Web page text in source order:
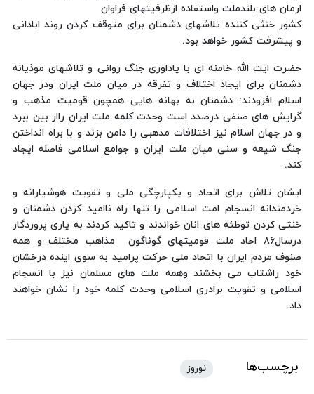
ارمان‌ های‌ بلندملت‌ واستفاده‌ ازظرفیتهای‌ فراوان‌
کشور خنثی‌ کننده‌ تلاشهای‌ دشمنان‌ برای‌ متوقف‌ کردن‌ روند ابادانی‌
و پیشرفت‌ کشور خواهد بود‌.
حضرت‌ ایت‌ الله‌ خامنه‌ ای‌ با یاداوری‌ جنگ‌ روانی‌ و تلاشهای‌ موذیانه‌
دشمنان‌ برای‌ ایجاد اختلاف‌ و تفرقه‌ در میان‌ ملت‌ ایران‌ ودر جهان‌
اسلام‌ افزودند: دشمنان‌ به‌ بهانه‌ هایی‌ همچون‌ قومیت‌‌ مذهب‌ و
گرایش‌ های‌ صنفی‌ درصدد است‌ وحدت‌ کلمه‌ ملت‌ ایران‌ رااز بین‌ ببرد
و در جهان‌ اسلام‌ نیز اختلافات‌ مذهبی‌ را دامن‌ بزند و با براه‌ انداختن‌
جنگ‌ شیعه‌ و سنی‌ میان‌ ملت‌ ایران‌ و جوامع اسلامی‌ فاصله‌ ایجاد
کند‌.
ایشان‌ تلاش‌ برای‌ اتحاد و یکپارچگی‌ ملی‌ و تقویت‌ هوشیارانه‌ و
خردمندانه‌ انسجام‌ امت‌ اسلامی‌ را تنها راه‌ ناامید کردن‌ دشمنان‌ و
خنثی‌ کردن‌ توطئه‌ های‌ انان‌ خواندند و تاکید کردند به‌ یاری‌ پروردگار
درسال‌‌86‌ ‌احاد ملت‌ ‌قومیتهای‌ گوناگون‌ ‌ مذاهب‌ مختلف‌ و همه‌
صنوف‌ مردم‌ ایران‌ با اتحاد ملی‌ ‌حرکت‌ پرامید به‌ سوی‌ اینده‌ درخشان‌
خود راشتاب‌ می‌ بخشند وهمه‌ ملت‌ های‌ مسلمان‌ نیز با انسجام‌
اسلامی‌ و تقویت‌ برادری‌ اسلامی‌ وحدت‌ کلمه‌ خود را نشان‌ خواهند
داد‌.
برچسب‌ها نوروز